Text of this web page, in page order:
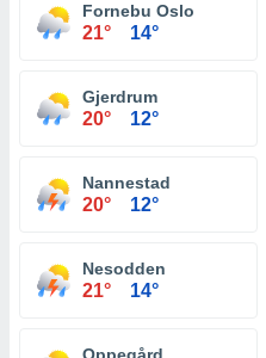
Fornebu Oslo
21° 14°
Gjerdrum
20° 12°
Nannestad
20° 12°
Nesodden
21° 14°